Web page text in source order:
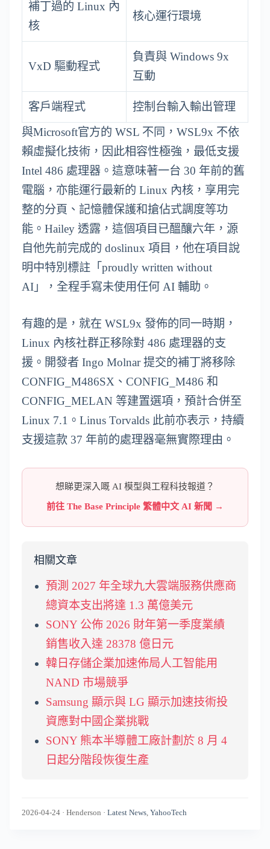
補丁過的 Linux 內
核
核心運行環境
VxD 驅動程式
負責與 Windows 9x
互動
客戶端程式
控制台輸入輸出管理
與Microsoft官方的 WSL 不同，WSL9x 不依
賴虛擬化技術，因此相容性極強，最低支援
Intel 486 處理器。這意味著一台 30 年前的舊
電腦，亦能運行最新的 Linux 內核，享用完
整的分頁、記憶體保護和搶佔式調度等功
能。Hailey 透露，這個項目已醞釀六年，源
自他先前完成的 doslinux 項目，他在項目說
明中特別標註「proudly written without
AI」，全程手寫未使用任何 AI 輔助。
有趣的是，就在 WSL9x 發佈的同一時期，
Linux 內核社群正移除對 486 處理器的支
援。開發者 Ingo Molnar 提交的補丁將移除
CONFIG_M486SX、CONFIG_M486 和
CONFIG_MELAN 等建置選項，預計合併至
Linux 7.1。Linus Torvalds 此前亦表示，持續
支援這款 37 年前的處理器毫無實際理由。
想睇更深入嘅 AI 模型與工程科技報道？
前往 The Base Principle 繁體中文 AI 新聞 →
相關文章
預測 2027 年全球九大雲端服務供應商
總資本支出將達 1.3 萬億美元
SONY 公佈 2026 財年第一季度業績
銷售收入達 28378 億日元
韓日存儲企業加速佈局人工智能用
NAND 市場競爭
Samsung 顯示與 LG 顯示加速技術投
資應對中國企業挑戰
SONY 熊本半導體工廠計劃於 8 月 4
日起分階段恢復生產
2026-04-24 · Henderson · Latest News YahooTech